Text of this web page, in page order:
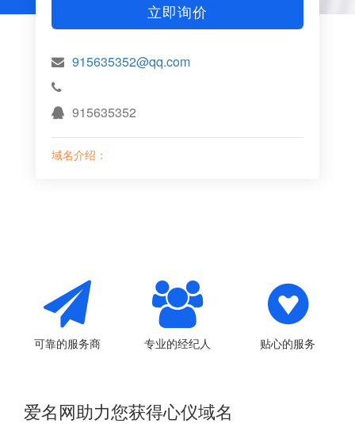
立即询价
915635352@qq.com
915635352
域名介绍：
可靠的服务商 专业的经纪人 贴心的服务
爱名网助力您获得心仪域名